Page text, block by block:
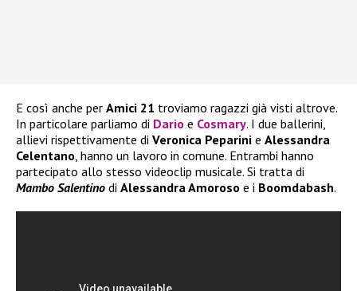
E così anche per Amici 21 troviamo ragazzi già visti altrove.
In particolare parliamo di Dario e Cosmary. I due ballerini,
allievi rispettivamente di Veronica Peparini e Alessandra
Celentano, hanno un lavoro in comune. Entrambi hanno
partecipato allo stesso videoclip musicale. Si tratta di
Mambo Salentino di Alessandra Amoroso e i Boomdabash.